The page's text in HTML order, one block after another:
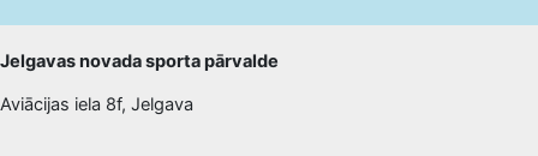
Jelgavas novada sporta pārvalde
Aviācijas iela 8f, Jelgava